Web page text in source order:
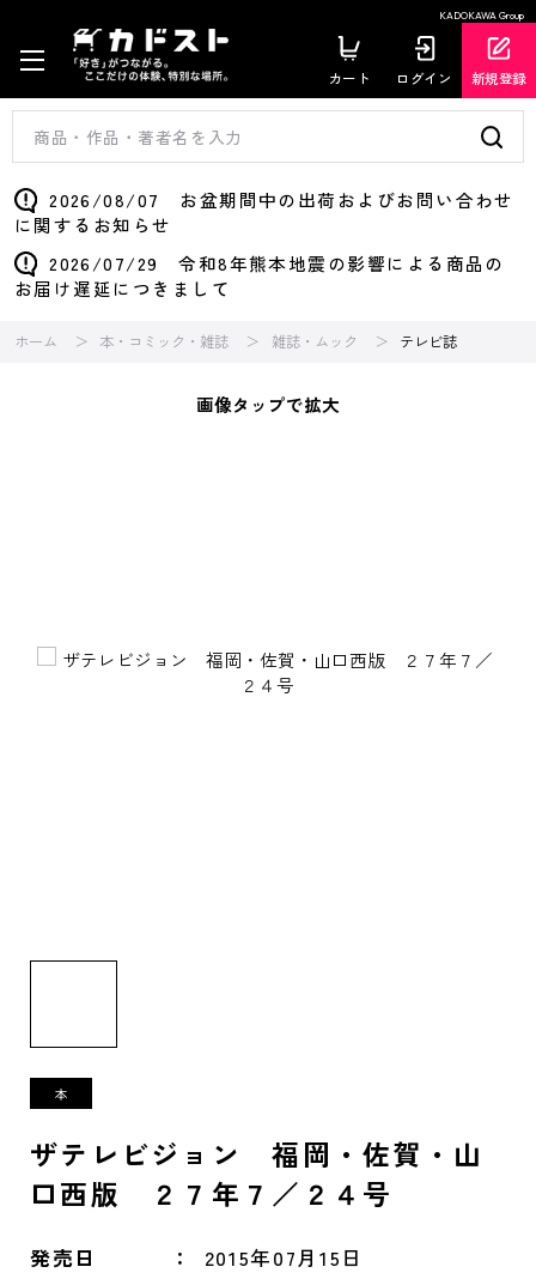
KADOKAWA Group
カート ログイン 新規登録
2026/08/07 お盆期間中の出荷およびお問い合わせ
に関するお知らせ
2026/07/29 令和8年熊本地震の影響による商品の
お届け遅延につきまして
ホーム 本・コミック・雑誌 雑誌・ムック テレビ誌
画像タップで拡大
ザテレビジョン 福岡・佐賀・山
口西版 ２７年７／２４号
発売日 2015年07月15日